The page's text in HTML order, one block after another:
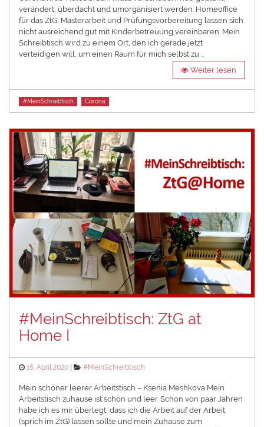
verändert, überdacht und umorganisiert werden: Homeoffice
für das ZtG, Masterarbeit und Prüfungsvorbereitung lassen sich
nicht ausreichend gut mit Kinderbetreuung vereinbaren. Mein
Schreibtisch wird zu einem Ort, den ich gerade jetzt
verteidigen will, um einen Raum für mich selbst zu …
Weiter lesen
Tags
#MeinSchreibtisch Corona
#MeinSchreibtisch: ZtG at
Home I
Posted
16. April 2020 Categories
#MeinSchreibtisch
Mein schöner leerer Arbeitstisch – Ksenia Meshkova Mein
Arbeitstisch zuhause ist schön und leer. Schon von paar Jahren
habe ich es mir überlegt, dass ich die Arbeit auf der Arbeit
(sprich im ZtG) lassen sollte und mein Zuhause zum